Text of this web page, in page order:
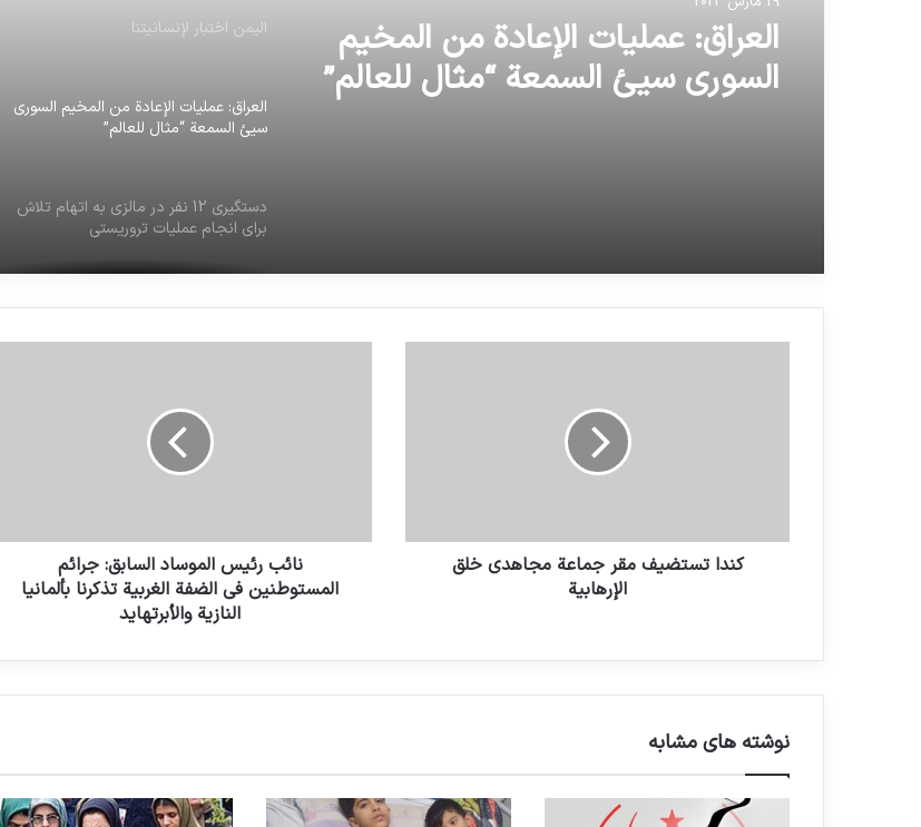
العراق: عمليات الإعادة من المخيم
السوري سيئ السمعة “مثال للعالم”
اليمن اختبار لإنسانيتنا
العراق: عمليات الإعادة من المخيم السوري
سيئ السمعة “مثال للعالم”
دستگیری 12 نفر در مالزی به اتهام تلاش
برای انجام عملیات تروریستی
رؤساء حكومات ووزراء أوروبيون سابقون
الخطة البريطانية لإرسال المهاجرين إلى رواندا
تثير ردود فعل عنيفة
اليمن اختبار لإنسانيتنا
العراق: عمليات الإعادة من المخيم السوري
برای انجام عملیات تروریستی
كندا تستضيف مقر جماعة مجاهدي خلق
الإرهابية
نائب رئيس الموساد السابق: جرائم
المستوطنين في الضفة الغربية تذكرنا بألمانيا
النازية والأبرتهايد
نوشته های مشابه